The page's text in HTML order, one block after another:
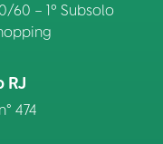
60 – 1º Subsolo
RJ
474